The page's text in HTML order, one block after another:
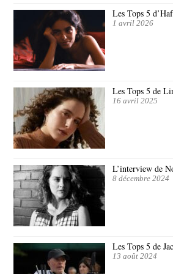
Les Tops 5
1 avril 2026
Les Tops 5 de
16 avril 2025
L’interview de
8 décembre 2024
Les Tops 5 de
13 août 2024